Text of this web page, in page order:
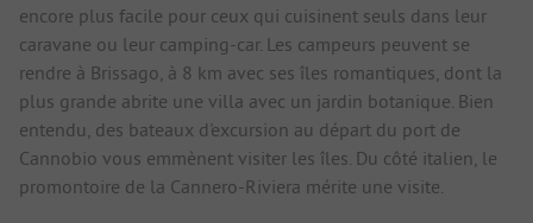
encore plus facile pour ceux qui cuisinent seuls dans leur
caravane ou leur camping-car. Les campeurs peuvent se
rendre à Brissago, à 8 km avec ses îles romantiques, dont la
plus grande abrite une villa avec un jardin botanique. Bien
entendu, des bateaux d'excursion au départ du port de
Cannobio vous emmènent visiter les îles. Du côté italien, le
promontoire de la Cannero-Riviera mérite une visite.